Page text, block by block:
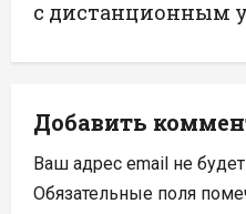
а
и
я
с дистанционным
Добавить
Ваш адрес email не
Обязательные поля